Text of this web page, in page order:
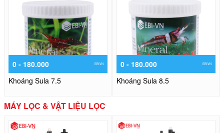
0 - 180.000 EBIVN
Khoáng Sula 7.5
0 - 180.000 EBIVN
Khoáng Sula 8.5
MÁY LỌC & VẬT LIỆU LỌC